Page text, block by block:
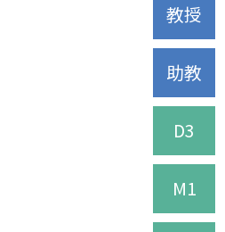
教授
助教
D3
M1